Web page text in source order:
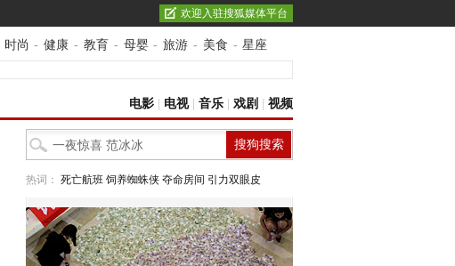
欢迎入驻搜狐媒体平台
时尚 - 健康 - 教育 - 母婴 - 旅游 - 美食 - 星座
电影 电视| 音乐 戏剧 视频
热词： 死亡航班 饲养蜘蛛侠 夺命房间 引力双眼皮